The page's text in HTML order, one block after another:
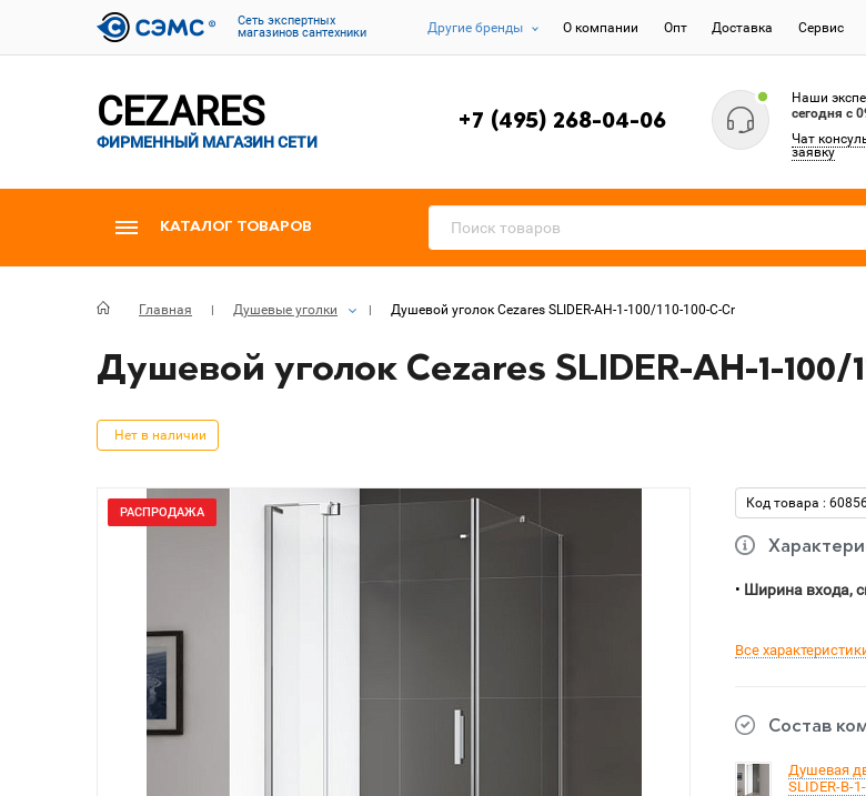
Cеть экспертных
магазинов сантехники
Другие бренды О компании Опт Доставка Сервис
CEZARES
ФИРМЕННЫЙ МАГАЗИН СЕТИ
+7 (495) 268-04-06
Наши
сегодня c
Чат
заявку
КАТАЛОГ ТОВАРОВ
Главная Душевые уголки Душевой уголок Cezares SLIDER-AH-1-100/110-100-C-Cr
Душевой уголок Cezares SLIDER-AH-1-100/
Нет в наличии
РАСПРОДАЖА
Код товара :
• Ширина входа,
Все
Состав
Душевая
SLIDER-B-